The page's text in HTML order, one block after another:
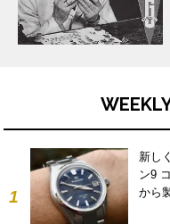
1
新し
ン9
から